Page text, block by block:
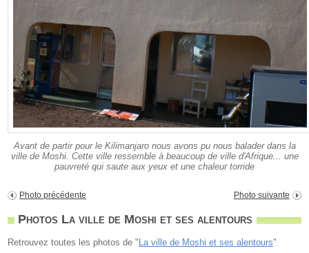
Avant de partir pour le Kilimanjaro nous avons pu nous balader dans la
ville de Moshi. Cette ville ressemble à beaucoup de ville d'Afrique... une
pauvreté qui saute aux yeux et une chaleur torride
Photo précédente Photo suivante
Photos La ville de Moshi et ses alentours
Retrouvez toutes les photos de " La ville de Moshi et ses alentours"